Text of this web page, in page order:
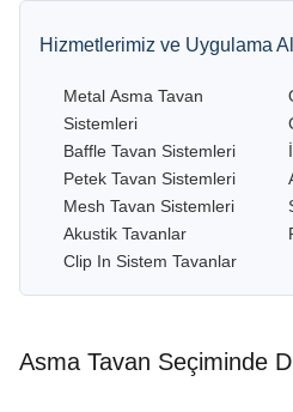
Hizmetlerimiz ve Uygulama
Metal Asma Tavan
Sistemleri
Baffle Tavan Sistemleri
Petek Tavan Sistemleri
Mesh Tavan Sistemleri
Akustik Tavanlar
Clip In Sistem Tavanlar
Asma Tavan Seçiminde